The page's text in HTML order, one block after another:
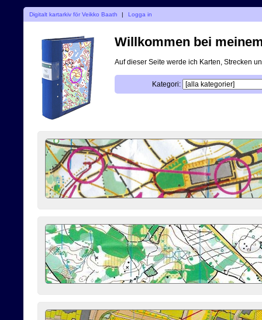
Digitalt kartarkiv för Veikko Baath | Logga in
Willkommen bei
Auf dieser Seite werde ich Karten, Strecken
Kategori: